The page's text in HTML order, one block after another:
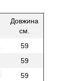
Довжина
см.
59
59
59